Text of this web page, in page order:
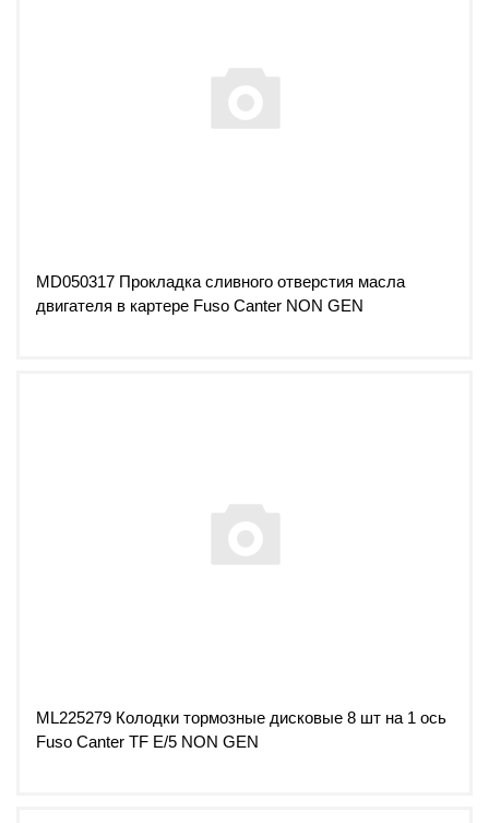
MD050317 Прокладка сливного отверстия масла
двигателя в картере Fuso Canter NON GEN
ML225279 Колодки тормозные дисковые 8 шт на 1 ось
Fuso Canter TF Е/5 NON GEN